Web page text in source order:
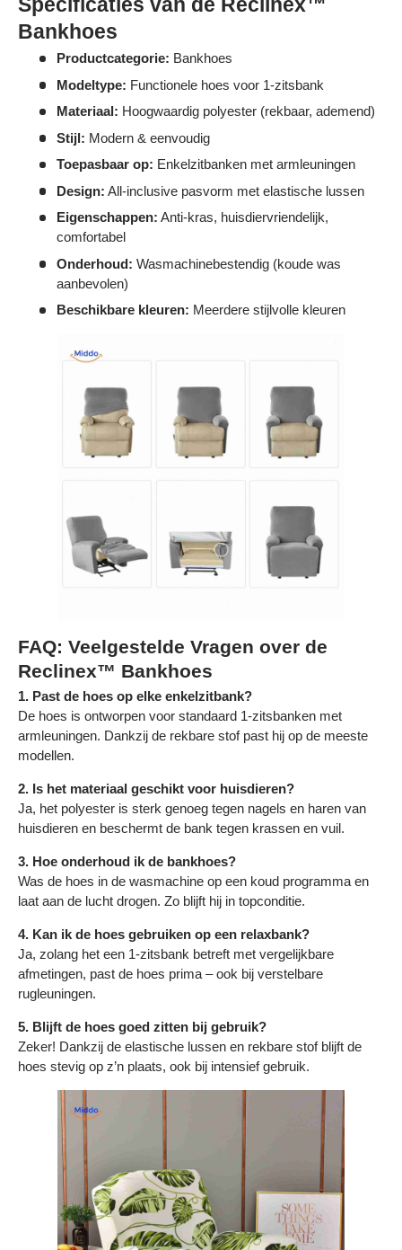
Bankhoes
Productcategorie: Bankhoes
Modeltype: Functionele hoes voor 1-zitsbank
Materiaal: Hoogwaardig polyester (rekbaar, ademend)
Stijl: Modern & eenvoudig
Toepasbaar op: Enkelzitbanken met armleuningen
Design: All-inclusive pasvorm met elastische lussen
Eigenschappen: Anti-kras, huisdiervriendelijk,
comfortabel
Onderhoud: Wasmachinebestendig (koude was
aanbevolen)
Beschikbare kleuren: Meerdere stijlvolle kleuren
FAQ: Veelgestelde Vragen over de
Reclinex™ Bankhoes
1. Past de hoes op elke enkelzitbank?
De hoes is ontworpen voor standaard 1-zitsbanken met
armleuningen. Dankzij de rekbare stof past hij op de meeste
modellen.
2. Is het materiaal geschikt voor huisdieren?
Ja, het polyester is sterk genoeg tegen nagels en haren van
huisdieren en beschermt de bank tegen krassen en vuil.
3. Hoe onderhoud ik de bankhoes?
Was de hoes in de wasmachine op een koud programma en
laat aan de lucht drogen. Zo blijft hij in topconditie.
4. Kan ik de hoes gebruiken op een relaxbank?
Ja, zolang het een 1-zitsbank betreft met vergelijkbare
afmetingen, past de hoes prima – ook bij verstelbare
rugleuningen.
5. Blijft de hoes goed zitten bij gebruik?
Zeker! Dankzij de elastische lussen en rekbare stof blijft de
hoes stevig op z’n plaats, ook bij intensief gebruik.